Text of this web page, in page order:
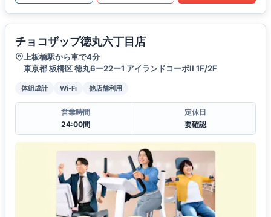
チョコザップ徳丸六丁目店
上板橋駅から車で4分
東京都 板橋区 徳丸6ー22ー1 アイランドコーポII 1F/2F
体組成計 Wi-Fi 他店舗利用
営業時間
24:00間
定休日
要確認